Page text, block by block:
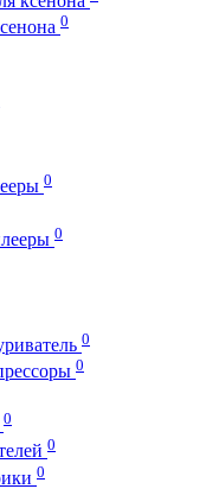
0
0
0
0
0
0
0
0